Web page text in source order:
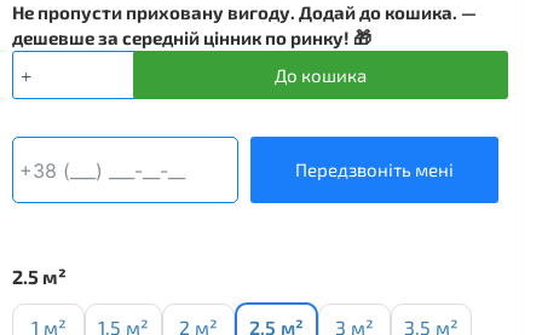
Не пропусти приховану вигоду. Додай до кошика. —
дешевше за середній цінник по ринку! 🎁
мат
Quickmat
150
кількість
До кошика
Передзвоніть мені
2.5 м²
1 м² 1.5 м² 2 м² 2.5 м² 3 м² 3.5 м²